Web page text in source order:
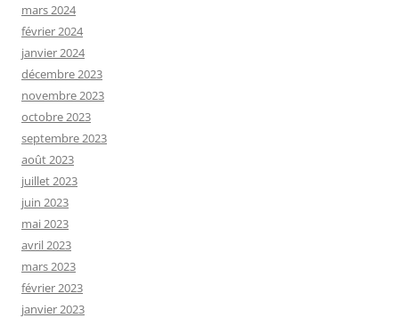
mars 2024
février 2024
janvier 2024
décembre 2023
novembre 2023
octobre 2023
septembre 2023
août 2023
juillet 2023
juin 2023
mai 2023
avril 2023
mars 2023
février 2023
janvier 2023